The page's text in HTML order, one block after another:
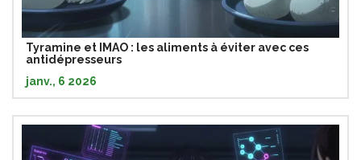
Tyramine et IMAO : les aliments à éviter avec ces
antidépresseurs
janv., 6 2026